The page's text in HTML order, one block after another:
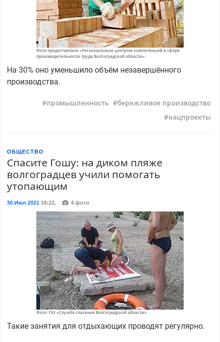
Фото предоставлено «Региональным центром компетенций в сфере
производительности труда Волгоградской области»
На 30% оно уменьшило объём незавершённого
производства.
промышленность
бережливое производство
нацпроекты
ОБЩЕСТВО
Спасите Гошу: на диком пляже
волгоградцев учили помогать
утопающим
30 Июл 202118:22, 4 фото
Фото: ГКУ «Служба спасения Волгоградской области»
Такие занятия для отдыхающих проводят регулярно.